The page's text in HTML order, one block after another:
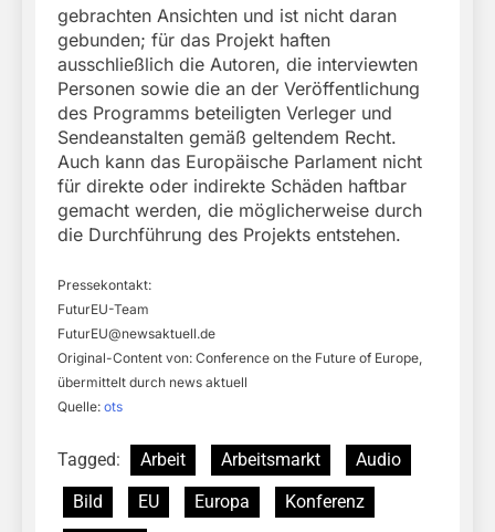
gebrachten Ansichten und ist nicht daran
gebunden; für das Projekt haften
ausschließlich die Autoren, die interviewten
Personen sowie die an der Veröffentlichung
des Programms beteiligten Verleger und
Sendeanstalten gemäß geltendem Recht.
Auch kann das Europäische Parlament nicht
für direkte oder indirekte Schäden haftbar
gemacht werden, die möglicherweise durch
die Durchführung des Projekts entstehen.
Pressekontakt:
FuturEU-Team
FuturEU@newsaktuell.de
Original-Content von: Conference on the Future of Europe,
übermittelt durch news aktuell
Quelle: ots
Tagged: Arbeit Arbeitsmarkt
Audio
Bild
EU Europa
Konferenz